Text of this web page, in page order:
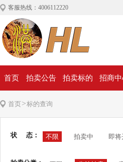
客服热线：4006112220
首页 拍卖公告 拍卖标的 招商
首页>标的查询
状 态： 不限 拍卖中 即将